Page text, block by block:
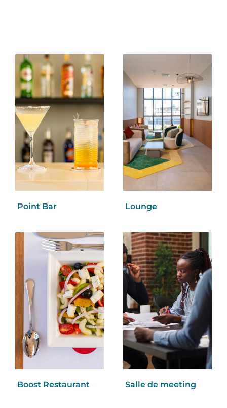
Point Bar Lounge
Boost Restaurant Salle de meeting